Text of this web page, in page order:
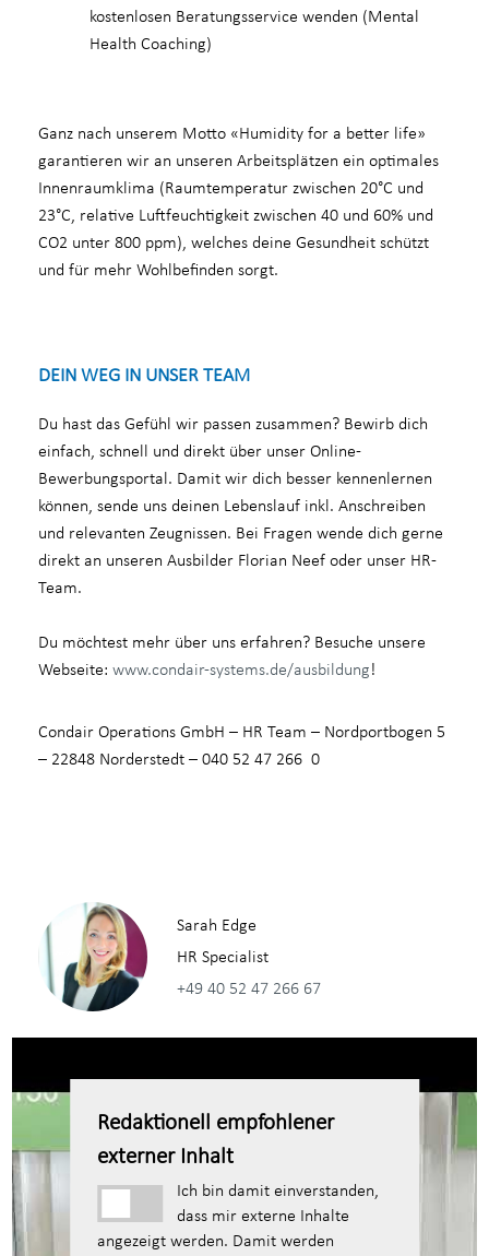
kostenlosen Beratungsservice wenden (Mental
Health Coaching)
Ganz nach unserem Motto «Humidity for a better life»
garantieren wir an unseren Arbeitsplätzen ein optimales
Innenraumklima (Raumtemperatur zwischen 20°C und
23°C, relative Luftfeuchtigkeit zwischen 40 und 60% und
CO2 unter 800 ppm), welches deine Gesundheit schützt
und für mehr Wohlbefinden sorgt.
DEIN WEG IN UNSER TEAM
Du hast das Gefühl wir passen zusammen? Bewirb dich
einfach, schnell und direkt über unser Online-
Bewerbungsportal. Damit wir dich besser kennenlernen
können, sende uns deinen Lebenslauf inkl. Anschreiben
und relevanten Zeugnissen. Bei Fragen wende dich gerne
direkt an unseren Ausbilder Florian Neef oder unser HR-
Team.
Du möchtest mehr über uns erfahren? Besuche unsere
Webseite: www.condair-systems.de/ausbildung!
Condair Operations GmbH – HR Team – Nordportbogen 5
– 22848 Norderstedt – 040 52 47 266 0
Sarah Edge
HR Specialist
+49 40 52 47 266 67
Redaktionell empfohlener
externer Inhalt
Ich bin damit einverstanden,
dass mir externe Inhalte
angezeigt werden. Damit werden